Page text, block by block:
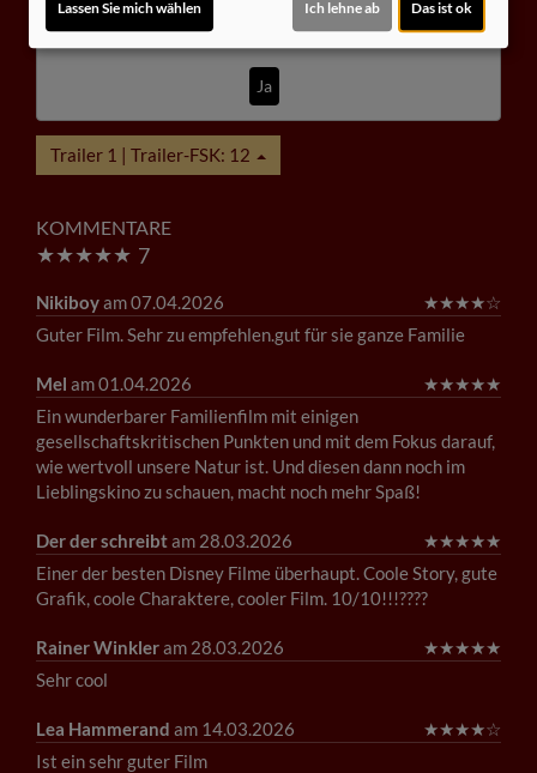
Möchten Sie vonYoutube (Trailer ansehen)bereitgestellte
Ja
Trailer 1 | Trailer-FSK: 12
KOMMENTARE
★★★★★ 7
Nikiboyam 07.04.2026 ★★★★☆
Guter Film. Sehr zu empfehlen.gut für sie ganze Familie
Mel am 01.04.2026 ★★★★★
Ein wunderbarer Familienfilm mit einigen
gesellschaftskritischen Punkten und mit dem Fokus darauf,
wie wertvoll unsere Natur ist. Und diesen dann noch im
Lieblingskino zu schauen, macht noch mehr Spaß!
Der der schreibtam 28.03.2026 ★★★★★
Einer der besten Disney Filme überhaupt. Coole Story, gute
Grafik, coole Charaktere, cooler Film. 10/10!!!????
Rainer Winkleram 28.03.2026 ★★★★★
Sehr cool
Lea Hammerand am 14.03.2026 ★★★★☆
Ist ein sehr guter Film
Lassen Sie mich wählen Ich lehne ab Das ist ok